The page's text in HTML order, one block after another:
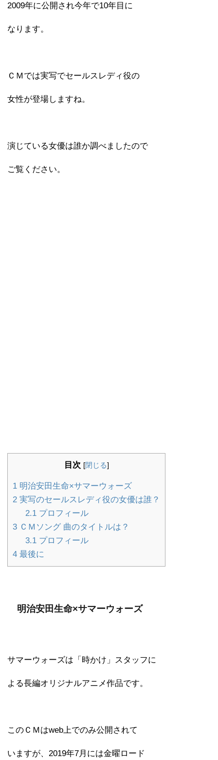
2009年に公開され今年で10年目に
なります。
ＣＭでは実写でセールスレディ役の
女性が登場しますね。
演じている女優は誰か調べましたので
ご覧ください。
目次 [閉じる]
1 明治安田生命×サマーウォーズ
2 実写のセールスレディ役の女優は誰？
2.1プロフィール
3 ＣＭソング 曲のタイトルは？
3.1プロフィール
4 最後に
明治安田生命×サマーウォーズ
サマーウォーズは「時かけ」スタッフに
よる長編オリジナルアニメ作品です。
このＣＭはweb上でのみ公開されて
いますが、2019年7月には金曜ロード